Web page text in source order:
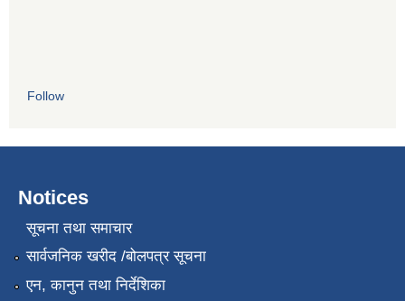
Follow
Notices
सूचना तथा समाचार
सार्वजनिक खरीद /बोलपत्र सूचना
एन, कानुन तथा निर्देशिका